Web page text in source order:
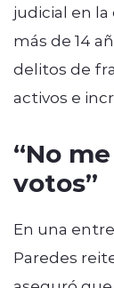
judicial en
más de 14
delitos de
activos e
“No
votos”
En una
Paredes